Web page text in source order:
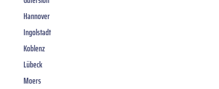
Hannover
Ingolstadt
Koblenz
Lübeck
Moers